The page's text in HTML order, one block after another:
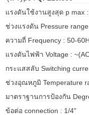
แรงดันใช้งานสูงสุด p max
ช่วงแรงดัน Pressure
ความถี่ Frequency : 50-
แรงดันไฟฟ้า Voltage :
กระแสสลับ Switching
ช่วงอุณหภูมิ Temperature
มาตราฐานการป้องกัน
ข้อต่อ connection : 1/4"